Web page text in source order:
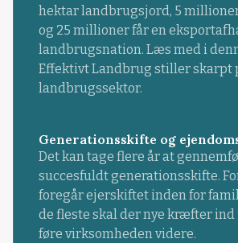
hektar landbrugsjord, 5
og 25 millioner får en
landbrugsnation. Læs med i
Effektivt Landbrug stiller skarpt
landbrugssektor.
Generationsskifte og
Det kan tage flere år at
succesfuldt generationsskifte.
foregår ejerskiftet inden for
de fleste skal der nye kræfter ind
føre virksomheden videre.